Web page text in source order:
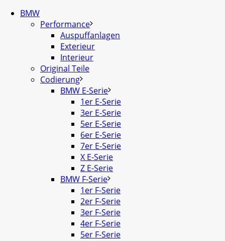
BMW
Performance
Auspuffanlagen
Exterieur
Interieur
Original Teile
Codierung
BMW E-Serie
1er E-Serie
3er E-Serie
5er E-Serie
6er E-Serie
7er E-Serie
X E-Serie
Z E-Serie
BMW F-Serie
1er F-Serie
2er F-Serie
3er F-Serie
4er F-Serie
5er F-Serie